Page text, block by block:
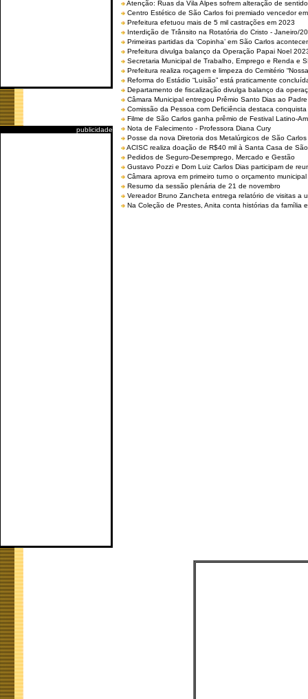
publicidade
Atenção: Ruas da Vila Alpes sofrem alteração de
Centro Estético de São Carlos foi premiado vencedor
Prefeitura efetuou mais de 5 mil castrações em 2023
Interdição de Trânsito na Rotatória do Cristo - Janeiro/
Primeiras partidas da ‘Copinha’ em São Carlos
Prefeitura divulga balanço da Operação Papai Noel
Secretaria Municipal de Trabalho, Emprego e Renda e
Prefeitura realiza roçagem e limpeza do Cemitério
Reforma do Estádio “Luisão” está praticamente
Departamento de fiscalização divulga balanço da
Câmara Municipal entregou Prêmio Santo Dias ao
Comissão da Pessoa com Deficiência destaca
Filme de São Carlos ganha prêmio de Festival Latino-
Nota de Falecimento - Professora Diana Cury
Posse da nova Diretoria dos Metalúrgicos de São
ACISC realiza doação de R$40 mil à Santa Casa de
Pedidos de Seguro-Desemprego, Mercado e Gestão
Gustavo Pozzi e Dom Luiz Carlos Dias participam de
Câmara aprova em primeiro turno o orçamento
Resumo da sessão plenária de 21 de novembro
Vereador Bruno Zancheta entrega relatório de visitas a
Na Coleção de Prestes, Anita conta histórias da família